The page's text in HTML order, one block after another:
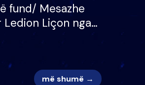
fund/ Mesazhe
Liçon nga
tij, moderatori
më shumë →